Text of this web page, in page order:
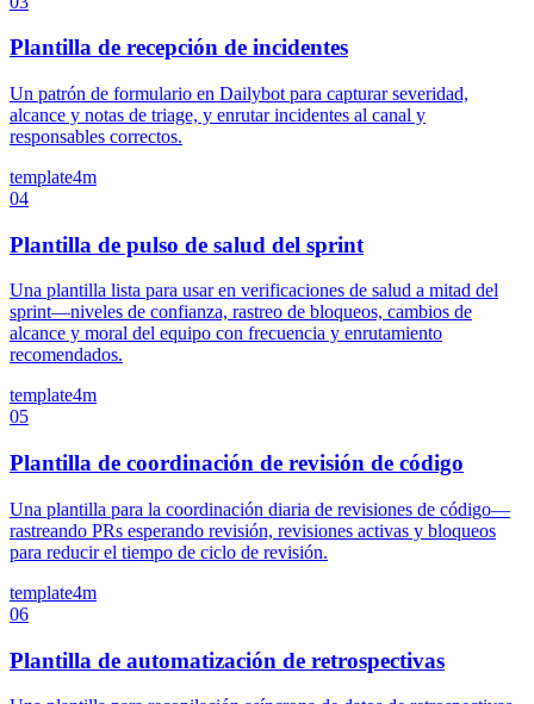
Plantilla de recepción de incidentes
Un patrón de formulario en Dailybot para capturar severidad,
alcance y notas de triage, y enrutar incidentes al canal y
responsables correctos.
template4m
04
Plantilla de pulso de salud del sprint
Una plantilla lista para usar en verificaciones de salud a mitad del
sprint—niveles de confianza, rastreo de bloqueos, cambios de
alcance y moral del equipo con frecuencia y enrutamiento
recomendados.
template4m
05
Plantilla de coordinación de revisión de código
Una plantilla para la coordinación diaria de revisiones de código—
rastreando PRs esperando revisión, revisiones activas y bloqueos
para reducir el tiempo de ciclo de revisión.
template4m
06
Plantilla de automatización de retrospectivas